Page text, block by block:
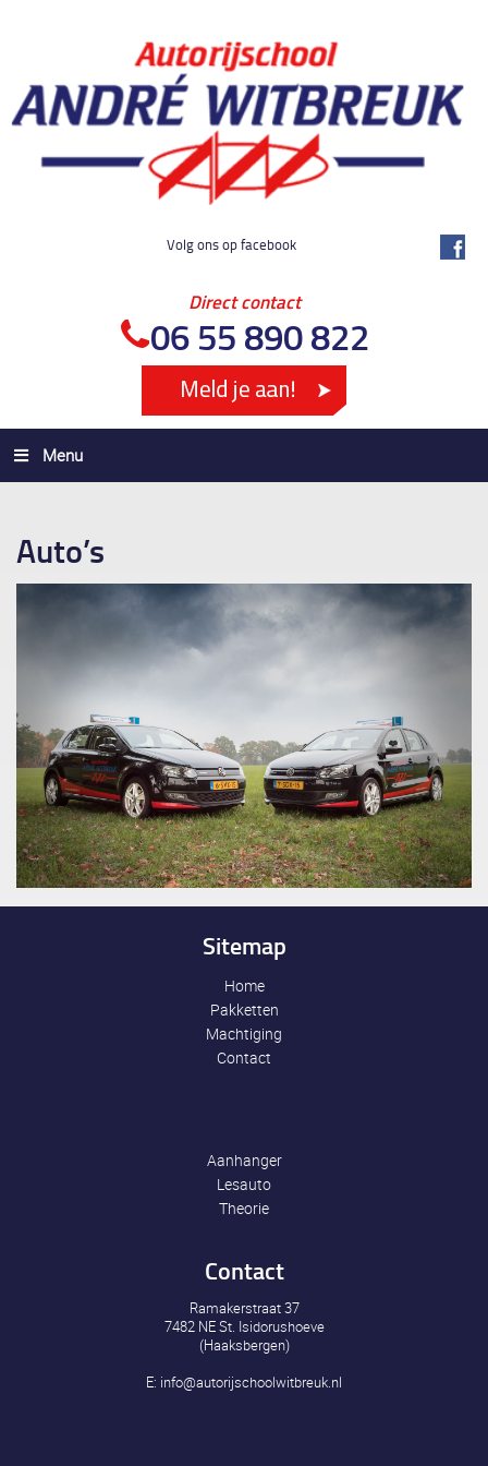
Volg ons op facebook
Direct contact
06 55 890 822
Menu
Auto’s
Image navigation
Sitemap
Home
Pakketten
Machtiging
Contact
Aanhanger
Lesauto
Theorie
Contact
Ramakerstraat 37
7482 NE St. Isidorushoeve
(Haaksbergen)
E: info@autorijschoolwitbreuk.nl